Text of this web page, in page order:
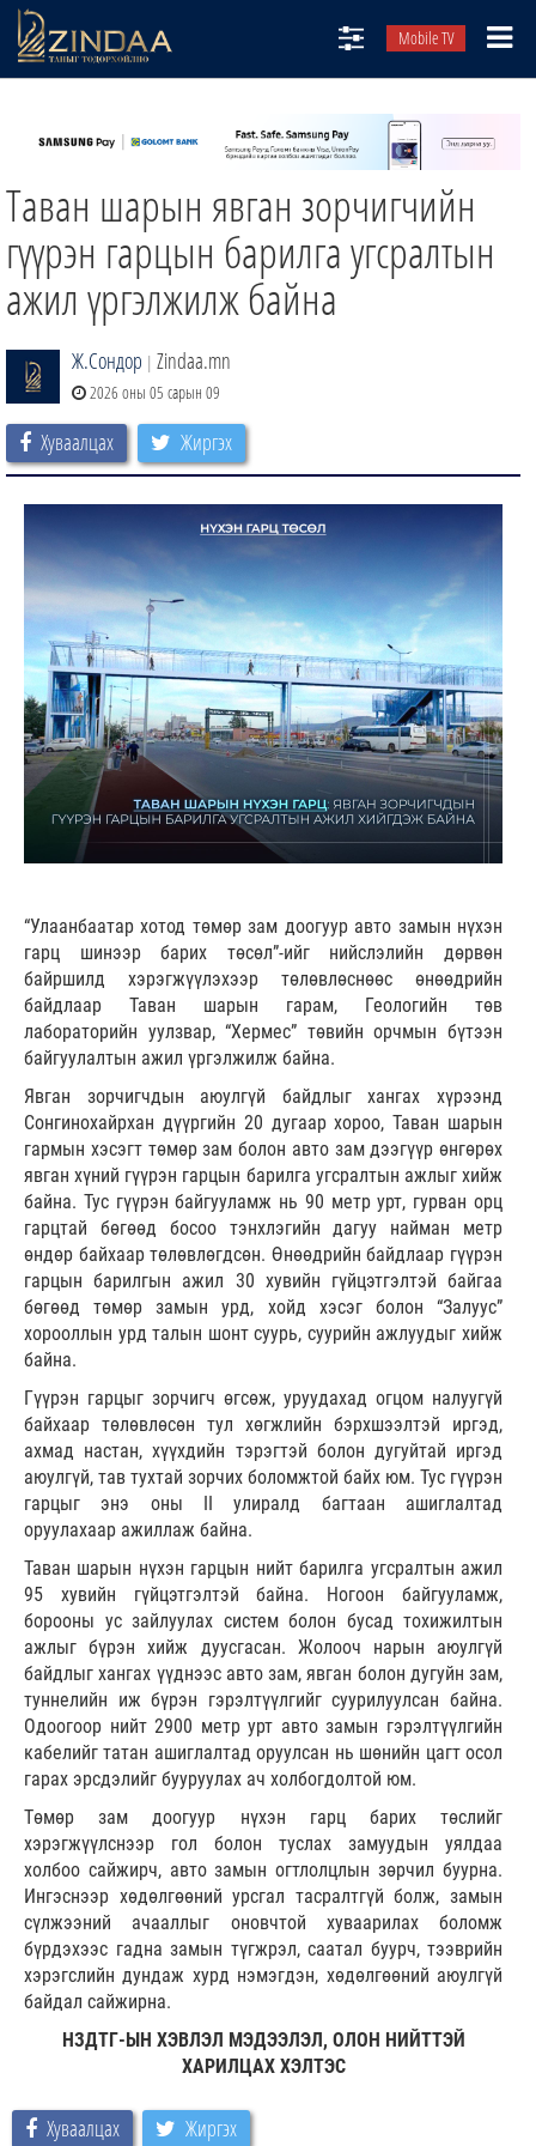
Mobile TV
ТВ8
ӨГЛӨӨНИЙ СОНИН
ЗИНДАА СЭТГҮҮЛ
Таван шарын явган зорчигчийн
гүүрэн гарцын барилга угсралтын
ажил үргэлжилж байна
Ж.Сондор | Zindaa.mn
2026 оны 05 сарын 09
Хуваалцах Жиргэх
“Улаанбаатар хотод төмөр зам доогуур авто замын нүхэн
гарц шинээр барих төсөл”-ийг нийслэлийн дөрвөн
байршилд хэрэгжүүлэхээр төлөвлөснөөс өнөөдрийн
байдлаар Таван шарын гарам, Геологийн төв
лабораторийн уулзвар, “Хермес” төвийн орчмын бүтээн
байгуулалтын ажил үргэлжилж байна.
Явган зорчигчдын аюулгүй байдлыг хангах хүрээнд
Сонгинохайрхан дүүргийн 20 дугаар хороо, Таван шарын
гармын хэсэгт төмөр зам болон авто зам дээгүүр өнгөрөх
явган хүний гүүрэн гарцын барилга угсралтын ажлыг хийж
байна. Тус гүүрэн байгууламж нь 90 метр урт, гурван орц
гарцтай бөгөөд босоо тэнхлэгийн дагуу найман метр
өндөр байхаар төлөвлөгдсөн. Өнөөдрийн байдлаар гүүрэн
гарцын барилгын ажил 30 хувийн гүйцэтгэлтэй байгаа
бөгөөд төмөр замын урд, хойд хэсэг болон “Залуус”
хорооллын урд талын шонт суурь, суурийн ажлуудыг хийж
байна.
Гүүрэн гарцыг зорчигч өгсөж, уруудахад огцом налуугүй
байхаар төлөвлөсөн тул хөгжлийн бэрхшээлтэй иргэд,
ахмад настан, хүүхдийн тэрэгтэй болон дугуйтай иргэд
аюулгүй, тав тухтай зорчих боломжтой байх юм. Тус гүүрэн
гарцыг энэ оны II улиралд багтаан ашиглалтад
оруулахаар ажиллаж байна.
Таван шарын нүхэн гарцын нийт барилга угсралтын ажил
95 хувийн гүйцэтгэлтэй байна. Ногоон байгууламж,
борооны ус зайлуулах систем болон бусад тохижилтын
ажлыг бүрэн хийж дуусгасан. Жолооч нарын аюулгүй
байдлыг хангах үүднээс авто зам, явган болон дугуйн зам,
туннелийн иж бүрэн гэрэлтүүлгийг суурилуулсан байна.
Одоогоор нийт 2900 метр урт авто замын гэрэлтүүлгийн
кабелийг татан ашиглалтад оруулсан нь шөнийн цагт осол
гарах эрсдэлийг бууруулах ач холбогдолтой юм.
Төмөр зам доогуур нүхэн гарц барих төслийг
хэрэгжүүлснээр гол болон туслах замуудын уялдаа
холбоо сайжирч, авто замын огтлолцлын зөрчил буурна.
Ингэснээр хөдөлгөөний урсгал тасралтгүй болж, замын
сүлжээний ачааллыг оновчтой хуваарилах боломж
бүрдэхээс гадна замын түгжрэл, саатал буурч, тээврийн
хэрэгслийн дундаж хурд нэмэгдэн, хөдөлгөөний аюулгүй
байдал сайжирна.
НЗДТГ-ЫН ХЭВЛЭЛ МЭДЭЭЛЭЛ, ОЛОН НИЙТТЭЙ
ХАРИЛЦАХ ХЭЛТЭС
Хуваалцах Жиргэх